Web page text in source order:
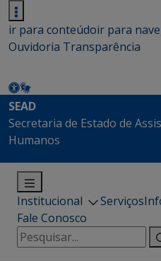
ir para conteúdoir para
Ouvidoria Transparência
SEAD
Secretaria de Estado de
Humanos
Institucional Serviços
Fale Conosco
Pesquisar
por: